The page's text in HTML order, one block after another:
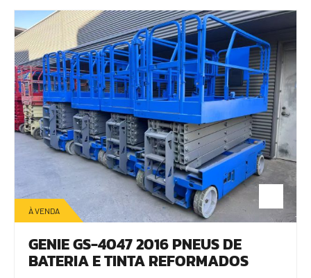
À VENDA
GENIE GS-4047 2016 PNEUS DE
BATERIA E TINTA REFORMADOS